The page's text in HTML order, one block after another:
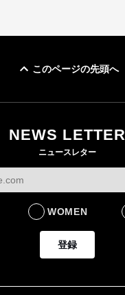
このページの先頭へ
NEWS LETTER
ニュースレター
WOMEN
登録